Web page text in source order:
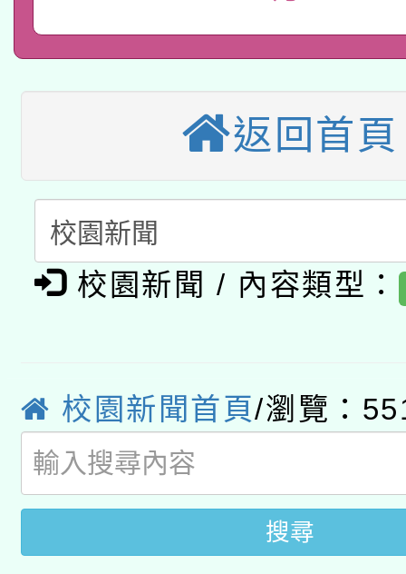
招甄選結果公告(無人
招)
適應運動共學行動站研
本館辦理115年度閱讀
暨閱讀推動專業研習
科技賦能─人工智慧
礎課程
A3數位素養講師名單
「數位內容與教學軟體
pilot」
有關大陸委員會函釋公
用水績優單位及節水達
動」
桃園市孔廟祈福系列
開 智慧啟航」
2026年桃園地景藝術
返回首頁
校園新聞 / 內容類型：
校園新聞首頁/瀏覽：
搜尋